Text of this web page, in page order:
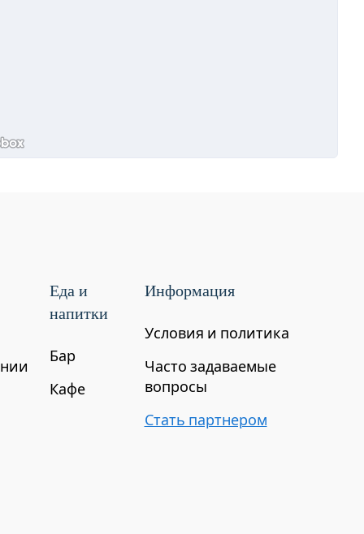
Еда и
напитки
Бар
Кафе
Информация
Условия и политика
Часто задаваемые
вопросы
Стать партнером